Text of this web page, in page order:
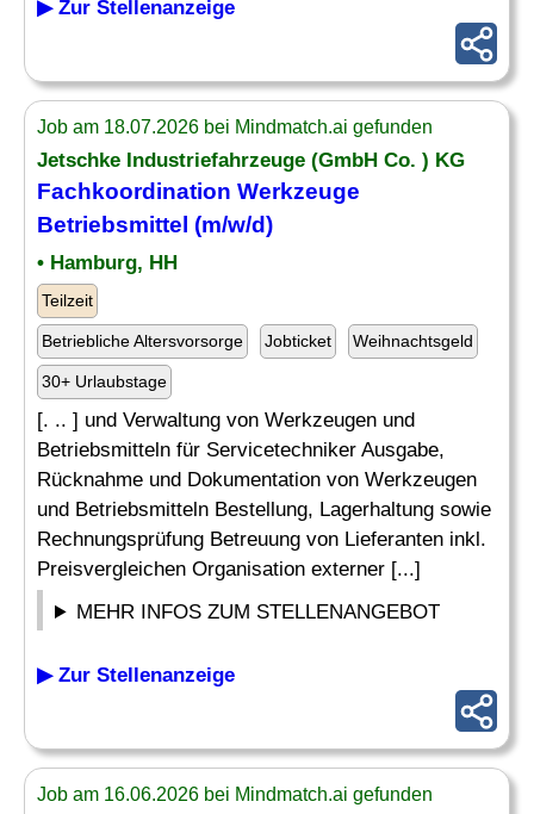
▶ Zur Stellenanzeige
Job am 18.07.2026 bei Mindmatch.ai gefunden
Jetschke Industriefahrzeuge (GmbH Co. ) KG
Fachkoordination Werkzeuge
Betriebsmittel (m/w/d)
• Hamburg, HH
Teilzeit
Betriebliche Altersvorsorge Jobticket Weihnachtsgeld
30+ Urlaubstage
[. .. ] und Verwaltung von Werkzeugen und
Betriebsmitteln für Servicetechniker Ausgabe,
Rücknahme und Dokumentation von Werkzeugen
und Betriebsmitteln Bestellung, Lagerhaltung sowie
Rechnungsprüfung Betreuung von Lieferanten inkl.
Preisvergleichen Organisation externer [...]
MEHR INFOS ZUM STELLENANGEBOT
▶ Zur Stellenanzeige
Job am 16.06.2026 bei Mindmatch.ai gefunden